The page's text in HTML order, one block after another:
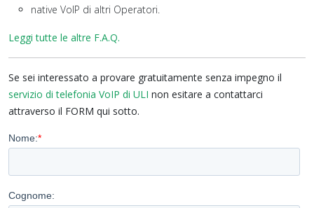
native VoIP di altri Operatori.
Leggi tutte le altre F.A.Q.
Se sei interessato a provare gratuitamente senza impegno il
servizio di telefonia VoIP di ULI non esitare a contattarci
attraverso il FORM qui sotto.